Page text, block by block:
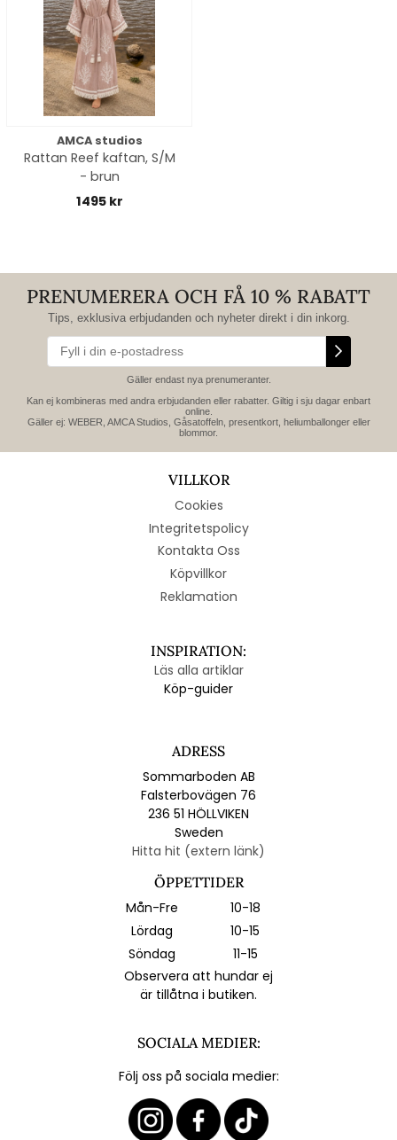
AMCA studios
Rattan Reef kaftan, S/M
- brun
1495 kr
PRENUMERERA OCH FÅ 10 % RABATT
Tips, exklusiva erbjudanden och nyheter direkt i din inkorg.
Gäller endast nya prenumeranter.
Kan ej kombineras med andra erbjudanden eller rabatter. Giltig i sju dagar enbart
online.
Gäller ej: WEBER, AMCA Studios, Gåsatoffeln, presentkort, heliumballonger eller
blommor.
VILLKOR
Cookies
Integritetspolicy
Kontakta Oss
Köpvillkor
Reklamation
INSPIRATION:
Läs alla artiklar
Köp-guider
ADRESS
Sommarboden AB
Falsterbovägen 76
236 51 HÖLLVIKEN
Sweden
Hitta hit (extern länk)
ÖPPETTIDER
Mån-Fre
10-18
Lördag
10-15
Söndag
11-15
Observera att hundar ej
är tillåtna i butiken.
SOCIALA MEDIER:
Följ oss på sociala medier: